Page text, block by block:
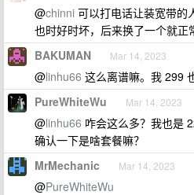
@chinni 可以打电话让装宽带的
也时好时坏，后来换了一个就正
BAKUMAN Mar 14, 2023
@linhu66 这么离谱嘛。我 299
PureWhiteWu Mar 14, 2023
@linhu66 咋会这么多？我也是
确认一下是啥套餐嘛？
MrMechanic Mar 14, 2023
@PureWhiteWu